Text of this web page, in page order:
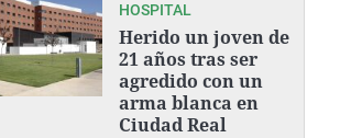
HOSPITAL
Herido un joven de
21 años tras ser
agredido con un
arma blanca en
Ciudad Real